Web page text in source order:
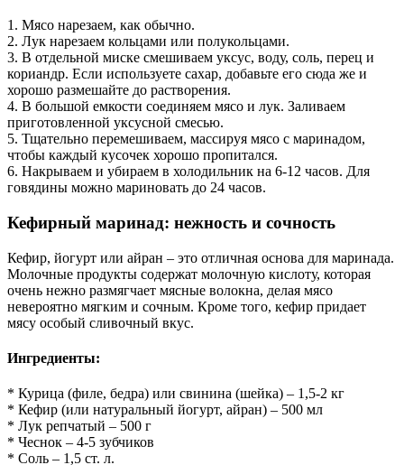
1. Мясо нарезаем, как обычно.
2. Лук нарезаем кольцами или полукольцами.
3. В отдельной миске смешиваем уксус, воду, соль, перец и
кориандр. Если используете сахар, добавьте его сюда же и
хорошо размешайте до растворения.
4. В большой емкости соединяем мясо и лук. Заливаем
приготовленной уксусной смесью.
5. Тщательно перемешиваем, массируя мясо с маринадом,
чтобы каждый кусочек хорошо пропитался.
6. Накрываем и убираем в холодильник на 6-12 часов. Для
говядины можно мариновать до 24 часов.
Кефирный маринад: нежность и сочность
Кефир, йогурт или айран – это отличная основа для маринада.
Молочные продукты содержат молочную кислоту, которая
очень нежно размягчает мясные волокна, делая мясо
невероятно мягким и сочным. Кроме того, кефир придает
мясу особый сливочный вкус.
Ингредиенты:
* Курица (филе, бедра) или свинина (шейка) – 1,5-2 кг
* Кефир (или натуральный йогурт, айран) – 500 мл
* Лук репчатый – 500 г
* Чеснок – 4-5 зубчиков
* Соль – 1,5 ст. л.